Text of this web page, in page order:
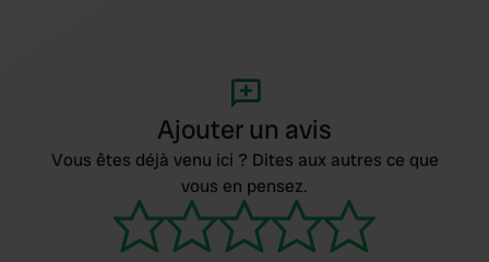
Ajouter un avis
Vous êtes déjà venu ici ? Dites aux autres ce que
vous en pensez.